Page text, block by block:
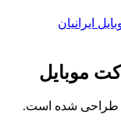
ایرانیان
موبایل
طراحی شده است.